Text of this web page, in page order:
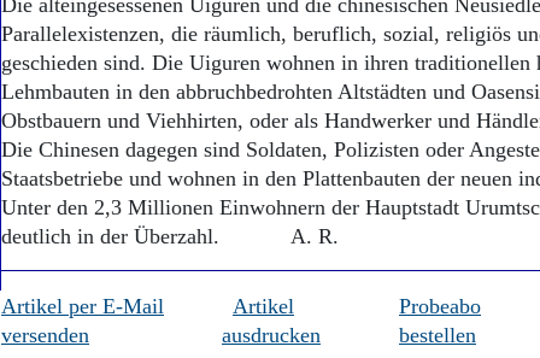
Kontakt
Impressum
Datenschutz
Die alteingesessenen Uiguren und die chinesischen
Parallelexistenzen, die räumlich, beruflich, sozial, religiös
geschieden sind. Die Uiguren wohnen in ihren traditionellen
Lehmbauten in den abbruchbedrohten Altstädten und
Obstbauern und Viehhirten, oder als Handwerker und
Die Chinesen dagegen sind Soldaten, Polizisten oder
Staatsbetriebe und wohnen in den Plattenbauten der neuen
Unter den 2,3 Millionen Einwohnern der Hauptstadt
deutlich in der Überzahl. A. R.
Artikel per E-Mail
versenden
Artikel
ausdrucken
Probeabo
bestellen